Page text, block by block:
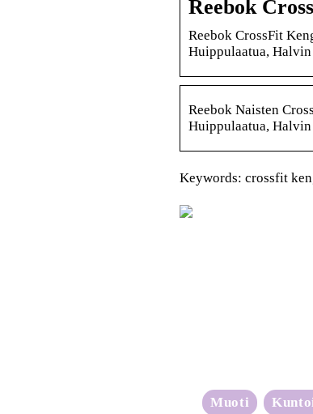
Reebok
Reebok CrossFit
Huippulaatua,
Reebok Naisten
Huippulaatua,
Keywords: crossfit
Muoti